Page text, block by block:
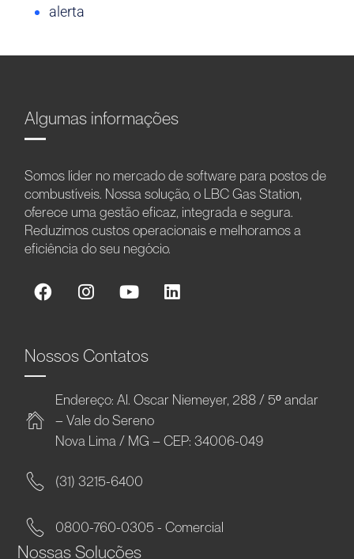
alerta
Algumas informações
Somos líder no mercado de software para postos de
combustíveis. Nossa solução, o LBC Gas Station,
oferece uma gestão eficaz, integrada e segura.
Reduzimos custos operacionais e melhoramos a
eficiência do seu negócio.
Nossos Contatos
Endereço: Al. Oscar Niemeyer, 288 / 5º andar
– Vale do Sereno
Nova Lima / MG – CEP: 34006-049
(31) 3215-6400
0800-760-0305 - Comercial
Nossas Soluções